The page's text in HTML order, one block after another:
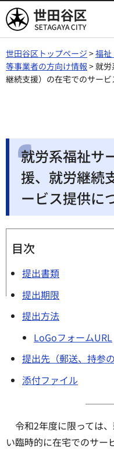
世田谷区
世田谷区トップページ >福祉
等事業者の方向け情報 > 就
継続支援）の在宅でのサー
就労系福祉サ
援、就労継続
ービス提供に
目次
提出書類
提出期限
提出方法
LoGoフォームURL
提出先（郵送、持参の
添付ファイル
令和2年度に限っては
い臨時的に在宅でのサー